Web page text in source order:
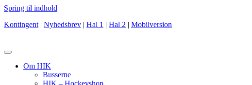
Spring til indhold
Kontingent | Nyhedsbrev | Hal 1 | Hal 2 | Mobilversion
Om HIK
Busserne
HIK – Hockeyshop